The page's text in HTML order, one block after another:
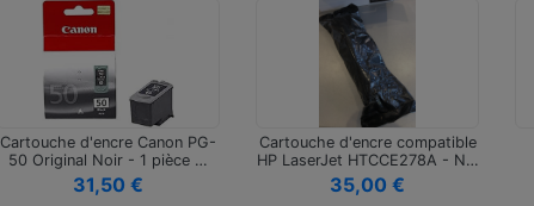
Cartouche d'encre Canon PG-
50 Original Noir - 1 pièce …
31,50 €
Cartouche d'encre compatible
HP LaserJet HTCCE278A - N…
35,00 €